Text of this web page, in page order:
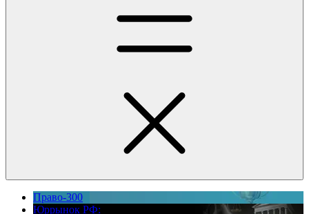
Право-300
Юррынок РФ: